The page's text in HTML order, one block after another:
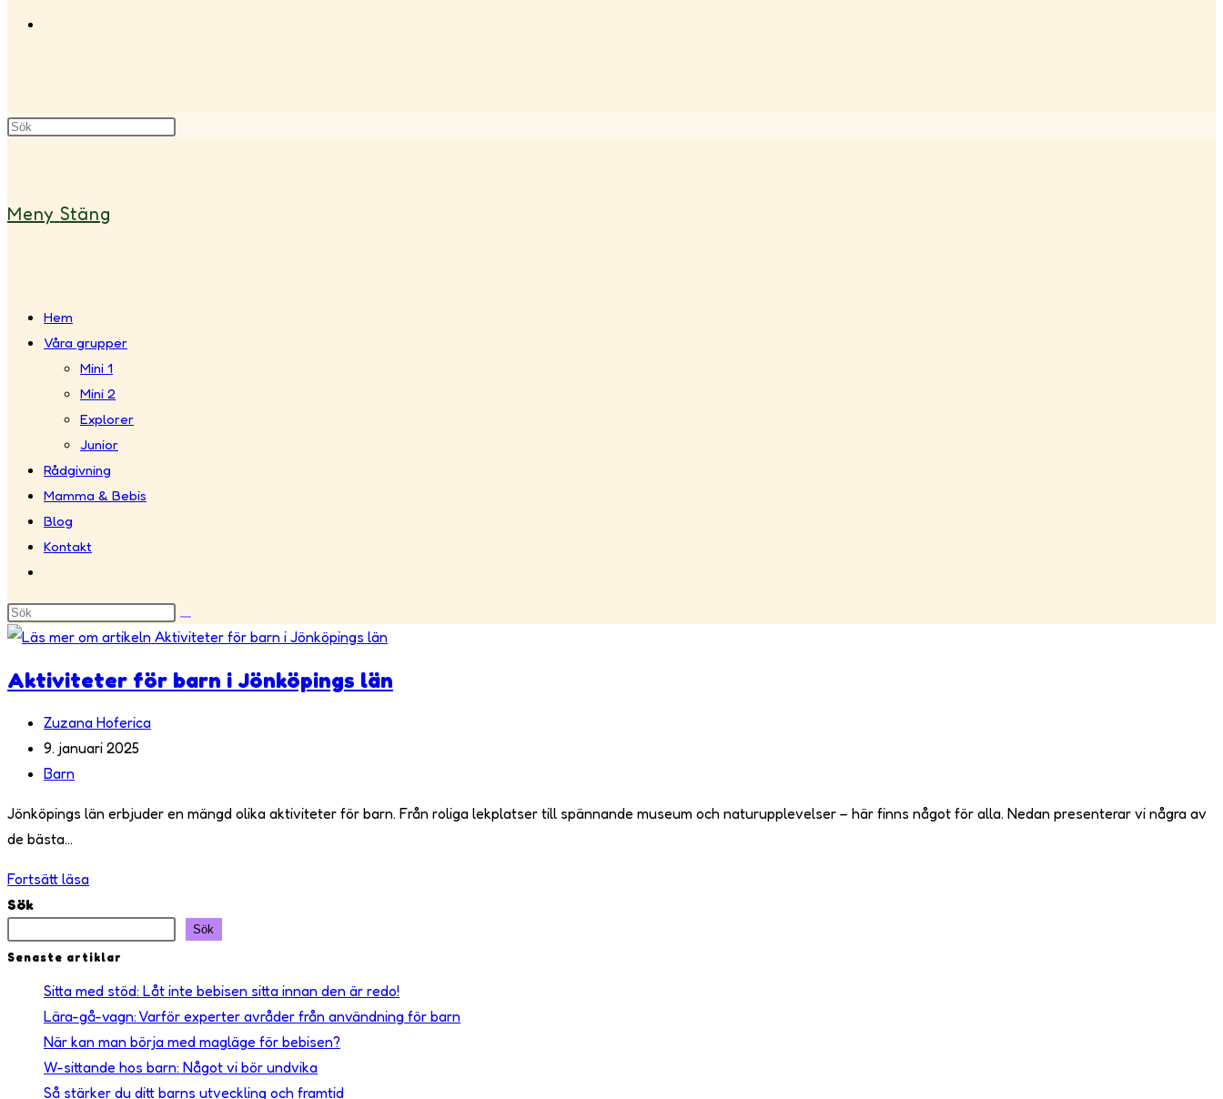
webbplatssökning
Meny Stäng
Hem
Våra grupper
Mini 1
Mini 2
Explorer
Junior
Rådgivning
Mamma & Bebis
Blog
Kontakt
webbplatssökning
Aktiviteter för barn i Jönköpings län
Inläggsförfattare:
Zuzana Hoferica
Inlägget
publicerat:
9. januari 2025
Inläggskategori:
Barn
Jönköpings län erbjuder en mängd olika aktiviteter för barn. Från roliga lekplatser till spännande museum och naturupplevelser – här finns något för alla. Nedan presenterar vi några av
de bästa…
Fortsätt läsaAktiviteter
i
Jönköpings
län
Sök
Sök
Senaste artiklar
Sitta med stöd: Låt inte bebisen sitta innan den är redo!
Lära-gå-vagn: Varför experter avråder från användning för barn
När kan man börja med magläge för bebisen?
W-sittande hos barn: Något vi bör undvika
Så stärker du ditt barns utveckling och framtid